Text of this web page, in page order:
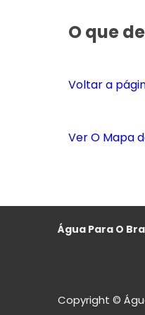
O que
Voltar a
Ver O Mapa
Água Para O
Copyright ©